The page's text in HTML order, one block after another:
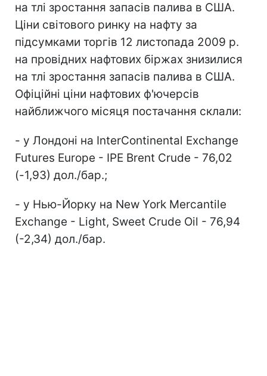
на тлі зростання запасів палива в США.
Ціни світового ринку на нафту за
підсумками торгів 12 листопада 2009 р.
на провідних нафтових біржах знизилися
на тлі зростання запасів палива в США.
Офіційні ціни нафтових ф'ючерсів
найближчого місяця постачання склали:
- у Лондоні на InterСontinental Exchange
Futures Europe - IPE Brent Crude - 76,02
(-1,93) дол./бар.;
- у Нью-Йорку на New York Mercantile
Exchange - Light, Sweet Crude Oil - 76,94
(-2,34) дол./бар.